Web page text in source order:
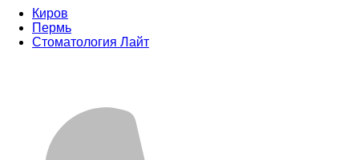
Киров
Пермь
Стоматология Лайт